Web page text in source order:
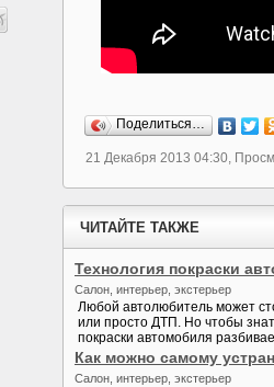
Поделиться…
21 Декабря 2013 04:30,
ЧИТАЙТЕ ТАКЖЕ
Технология покраски
Салон, интерьер, экстерьер
Любой автолюбитель может
или просто ДТП. Но чтобы
покраски автомобиля
Как можно самому
Салон, интерьер, экстерьер